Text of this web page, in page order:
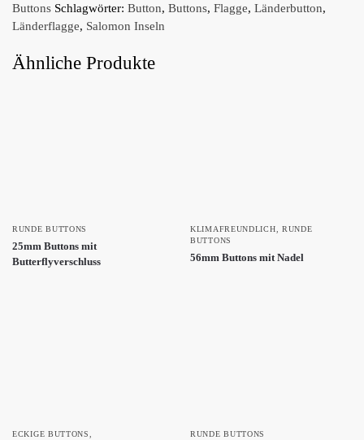
Buttons Schlagwörter: Button, Buttons, Flagge, Länderbutton,
Länderflagge, Salomon Inseln
Ähnliche Produkte
RUNDE BUTTONS
25mm Buttons mit
Butterflyverschluss
KLIMAFREUNDLICH
RUNDE
BUTTONS
56mm Buttons mit Nadel
ECKIGE BUTTONS RUNDE BUTTONS